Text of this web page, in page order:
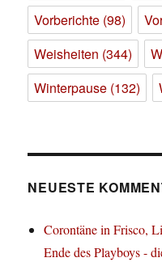
Vorberichte (98)
Weisheiten (344)
Winterpause (132)
NEUESTE
Corontäne in Frisco,
Ende des Playboys -